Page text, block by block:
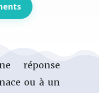
réponse
ou à un